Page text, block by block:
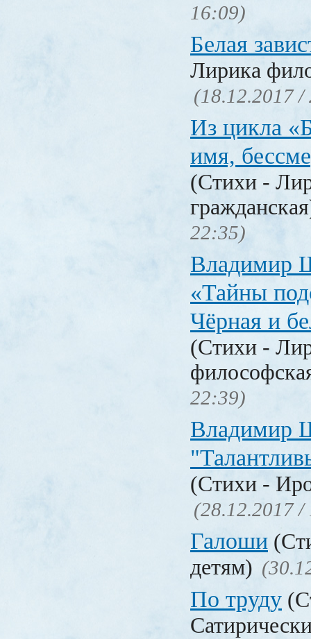
16:09)
Белая
Лирика
(18.12.2017 /
Из цикла
имя,
(Стихи -
22:35)
Владимир
«Тайны
Чёрная и
(Стихи -
22:39)
Владимир
(Стихи -
(28.12.2017 /
Галоши
детям)
По труду